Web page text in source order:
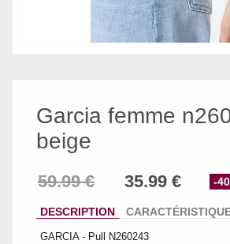
Garcia femme
beige
-
DESCRIPTION
GARCIA - Pull N260243